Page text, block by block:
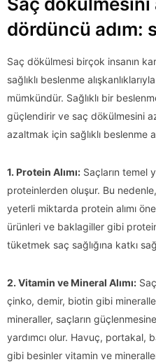
dördüncü adım:
Saç dökülmesi birçok insanın
sağlıklı beslenme
mümkündür. Sağlıklı bir
güçlendirir ve saç dökülmesini
azaltmak için sağlıklı beslenme
1. Protein Alımı: Saçların temel
proteinlerden oluşur. Bu
yeterli miktarda protein alımı
ürünleri ve baklagiller gibi
tüketmek saç sağlığına katkı
2. Vitamin ve Mineral Alımı:
çinko, demir, biotin gibi
mineraller, saçların
yardımcı olur. Havuç, portakal,
gibi besinler vitamin ve